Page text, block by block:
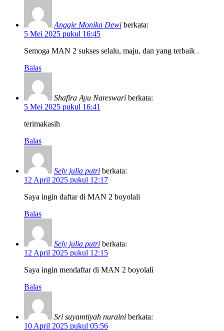
Anggie Monika Dewi berkata:
5 Mei 2025 pukul 16:45
Semoga MAN 2 sukses selalu, maju, dan yang terbaik .
Balas
Shafira Ayu Nareswari berkata:
5 Mei 2025 pukul 16:41
terimakasih
Balas
Sely julia putri berkata:
12 April 2025 pukul 12:17
Saya ingin daftar di MAN 2 boyolali
Balas
Sely julia putri berkata:
12 April 2025 pukul 12:15
Saya ingin mendaftar di MAN 2 boyolali
Balas
Sri suyamtiyah nuraini berkata:
10 April 2025 pukul 05:56